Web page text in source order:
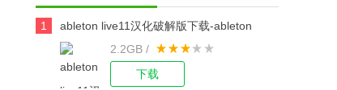
1
ableton live11汉化破解版下载-ableton
live11 32/64位 中文版下载
2.2GB /
下载